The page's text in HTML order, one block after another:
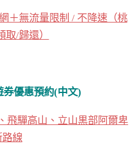
＋無流量限制 / 不降速（桃
取/歸還）
券優惠預約(中文)
飛驒高山、立山黒部阿爾卑
路線